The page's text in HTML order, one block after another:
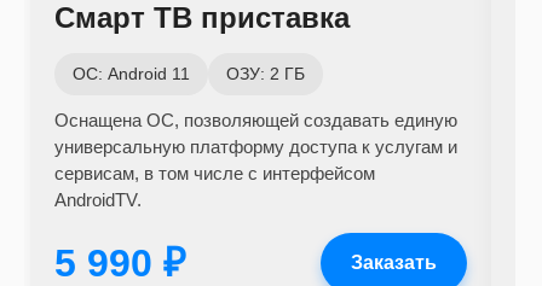
Смарт ТВ приставка
ОС: Android 11 ОЗУ: 2 ГБ
Оснащена ОС, позволяющей создавать единую
универсальную платформу доступа к услугам и
сервисам, в том числе с интерфейсом
AndroidTV.
5 990 ₽ Заказать